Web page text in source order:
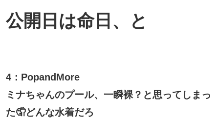
公開日は命日、と
4：PopandMore
ミナちゃんのプール、一瞬裸？と思ってしまっ
た🤦どんな水着だろ